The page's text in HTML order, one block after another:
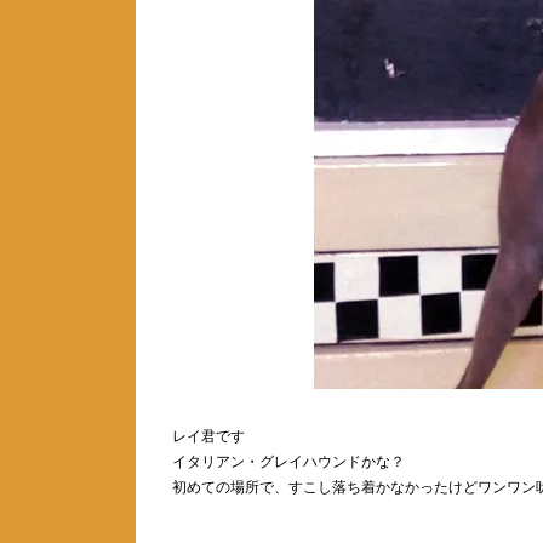
レイ君です
イタリアン・グレイハウンドかな？
初めての場所で、すこし落ち着かなかったけどワンワン